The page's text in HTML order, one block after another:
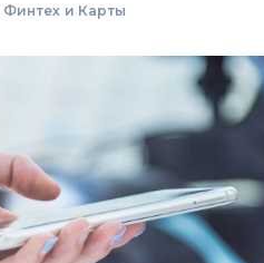
Финтех и Карты